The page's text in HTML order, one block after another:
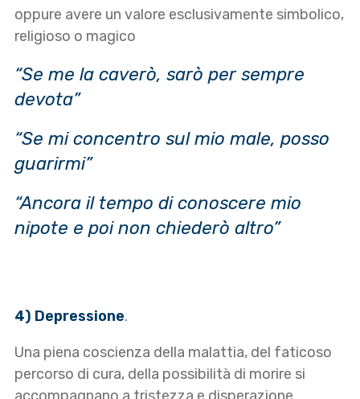
oppure avere un valore esclusivamente simbolico,
religioso o magico
“Se me la caverò, sarò per sempre
devota”
“Se mi concentro sul mio male, posso
guarirmi”
“Ancora il tempo di conoscere mio
nipote e poi non chiederò altro”
4) Depressione.
Una piena coscienza della malattia, del faticoso
percorso di cura, della possibilità di morire si